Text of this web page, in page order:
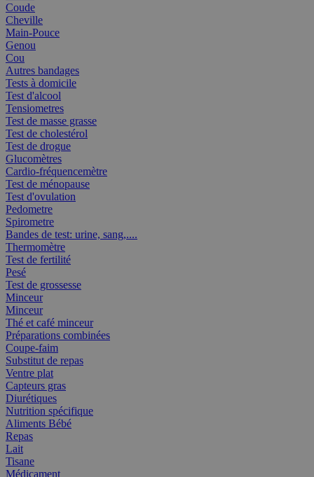
Coude
Cheville
Main-Pouce
Genou
Cou
Autres bandages
Tests à domicile
Test d'alcool
Tensiometres
Test de masse grasse
Test de cholestérol
Test de drogue
Glucomètres
Cardio-fréquencemètre
Test de ménopause
Test d'ovulation
Pedometre
Spirometre
Bandes de test: urine, sang,....
Thermomètre
Test de fertilité
Pesé
Test de grossesse
Minceur
Minceur
Thé et café minceur
Préparations combinées
Coupe-faim
Substitut de repas
Ventre plat
Capteurs gras
Diurétiques
Nutrition spécifique
Aliments Bébé
Repas
Lait
Tisane
Médicament